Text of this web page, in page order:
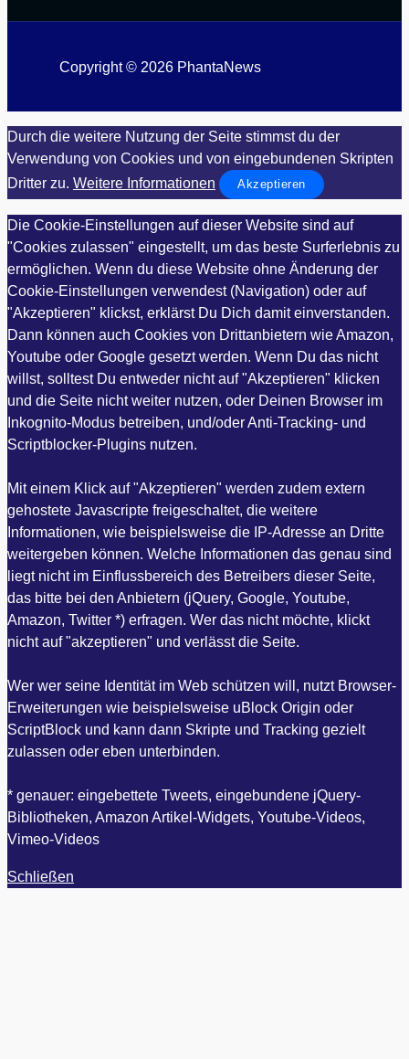
Copyright © 2026 PhantaNews
Durch die weitere Nutzung der Seite stimmst du der
Verwendung von Cookies und von eingebundenen Skripten
Dritter zu. Weitere Informationen Akzeptieren
Die Cookie-Einstellungen auf dieser Website sind auf
"Cookies zulassen" eingestellt, um das beste Surferlebnis zu
ermöglichen. Wenn du diese Website ohne Änderung der
Cookie-Einstellungen verwendest (Navigation) oder auf
"Akzeptieren" klickst, erklärst Du Dich damit einverstanden.
Dann können auch Cookies von Drittanbietern wie Amazon,
Youtube oder Google gesetzt werden. Wenn Du das nicht
willst, solltest Du entweder nicht auf "Akzeptieren" klicken
und die Seite nicht weiter nutzen, oder Deinen Browser im
Inkognito-Modus betreiben, und/oder Anti-Tracking- und
Scriptblocker-Plugins nutzen.
Mit einem Klick auf "Akzeptieren" werden zudem extern
gehostete Javascripte freigeschaltet, die weitere
Informationen, wie beispielsweise die IP-Adresse an Dritte
weitergeben können. Welche Informationen das genau sind
liegt nicht im Einflussbereich des Betreibers dieser Seite,
das bitte bei den Anbietern (jQuery, Google, Youtube,
Amazon, Twitter *) erfragen. Wer das nicht möchte, klickt
nicht auf "akzeptieren" und verlässt die Seite.
Wer wer seine Identität im Web schützen will, nutzt Browser-
Erweiterungen wie beispielsweise uBlock Origin oder
ScriptBlock und kann dann Skripte und Tracking gezielt
zulassen oder eben unterbinden.
* genauer: eingebettete Tweets, eingebundene jQuery-
Bibliotheken, Amazon Artikel-Widgets, Youtube-Videos,
Vimeo-Videos
Schließen